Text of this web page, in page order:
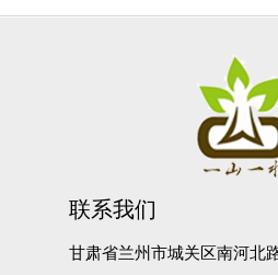
联系我们
甘肃省兰州市城关区南河北